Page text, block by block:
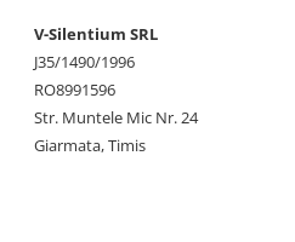
V-Silentium SRL
J35/1490/1996
RO8991596
Str. Muntele Mic Nr. 24
Giarmata, Timis